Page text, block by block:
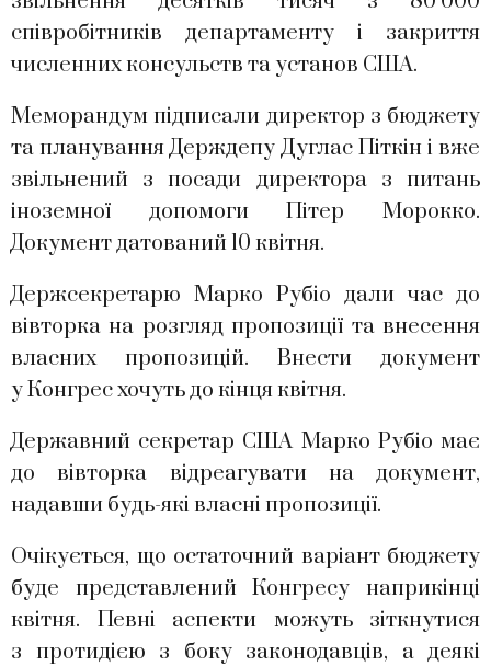
співробітників департаменту і закриття
численних консульств та установ США.
Меморандум підписали директор з бюджету
та планування Держдепу Дуглас Піткін і вже
звільнений з посади директора з питань
іноземної допомоги Пітер Морокко.
Документ датований 10 квітня.
Держсекретарю Марко Рубіо дали час до
вівторка на розгляд пропозиції та внесення
власних пропозицій. Внести документ
у Конгрес хочуть до кінця квітня.
Державний секретар США Марко Рубіо має
до вівторка відреагувати на документ,
надавши будь-які власні пропозиції.
Очікується, що остаточний варіант бюджету
буде представлений Конгресу наприкінці
квітня. Певні аспекти можуть зіткнутися
з протидією з боку законодавців, а деякі